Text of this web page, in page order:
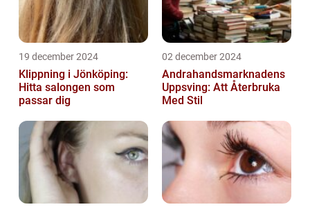
19 december 2024
Klippning i Jönköping:
Hitta salongen som
passar dig
02 december 2024
Andrahandsmarknadens
Uppsving: Att Återbruka
Med Stil